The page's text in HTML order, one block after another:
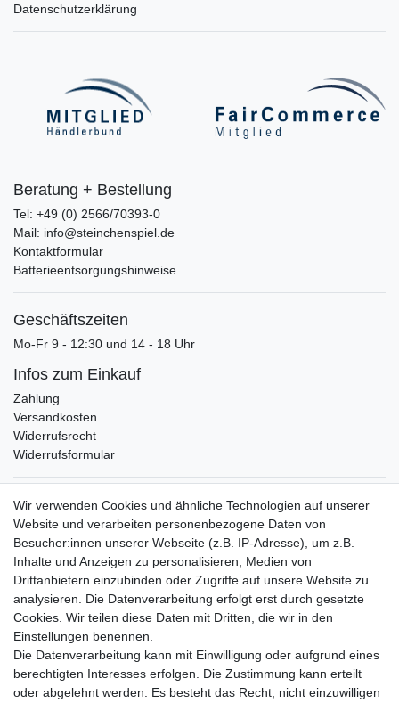
Datenschutzerklärung
Beratung + Bestellung
Tel: +49 (0) 2566/70393-0
Mail: info@steinchenspiel.de
Kontaktformular
Batterieentsorgungshinweise
Geschäftszeiten
Mo-Fr 9 - 12:30 und 14 - 18 Uhr
Infos zum Einkauf
Zahlung
Versandkosten
Widerrufsrecht
Widerrufsformular
Verpackungslizenz
bei der Landbell AG
Zahlungsarten
Vorabüberweisung
Rechnungskauf
Zahlung bei Abholung
PayPal (inkl. Kreditkarten)
Wir verwenden Cookies und ähnliche Technologien auf unserer
Website und verarbeiten personenbezogene Daten von
Besucher:innen unserer Webseite (z.B. IP-Adresse), um z.B.
Inhalte und Anzeigen zu personalisieren, Medien von
Drittanbietern einzubinden oder Zugriffe auf unsere Website zu
analysieren. Die Datenverarbeitung erfolgt erst durch gesetzte
Cookies. Wir teilen diese Daten mit Dritten, die wir in den
Einstellungen benennen.
Die Datenverarbeitung kann mit Einwilligung oder aufgrund eines
berechtigten Interesses erfolgen. Die Zustimmung kann erteilt
oder abgelehnt werden. Es besteht das Recht, nicht einzuwilligen